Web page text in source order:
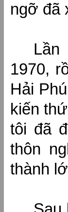
ngỡ đã
Lần
1970,
Hải
kiến
tôi đã
thôn
thành